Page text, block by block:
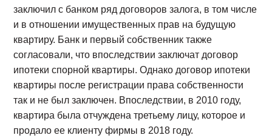
заключил с банком ряд договоров залога, в том числе
и в отношении имущественных прав на будущую
квартиру. Банк и первый собственник также
согласовали, что впоследствии заключат договор
ипотеки спорной квартиры. Однако договор ипотеки
квартиры после регистрации права собственности
так и не был заключен. Впоследствии, в 2010 году,
квартира была отчуждена третьему лицу, которое и
продало ее клиенту фирмы в 2018 году.